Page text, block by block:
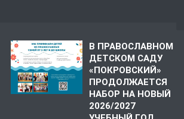
В ПРАВОСЛАВНОМ
ДЕТСКОМ САДУ
«ПОКРОВСКИЙ»
ПРОДОЛЖАЕТСЯ
НАБОР НА НОВЫЙ
2026/2027